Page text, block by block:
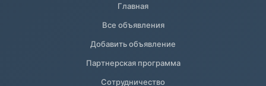
Главная
Все объявления
Добавить объявление
Партнерская программа
Сотрудничество